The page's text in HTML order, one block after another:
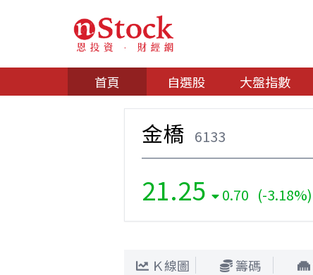
首頁 自選股 大盤指數
金橋 6133
21.25 0.70 (-3.18%)
Ｋ線圖 籌碼